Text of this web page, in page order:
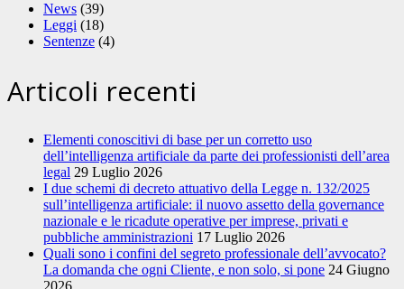
News (39)
Leggi (18)
Sentenze (4)
Articoli recenti
Elementi conoscitivi di base per un corretto uso
dell’intelligenza artificiale da parte dei professionisti dell’area
legal 29 Luglio 2026
I due schemi di decreto attuativo della Legge n. 132/2025
sull’intelligenza artificiale: il nuovo assetto della governance
nazionale e le ricadute operative per imprese, privati e
pubbliche amministrazioni 17 Luglio 2026
Quali sono i confini del segreto professionale dell’avvocato?
La domanda che ogni Cliente, e non solo, si pone 24 Giugno
2026